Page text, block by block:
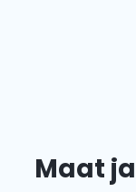
Maat